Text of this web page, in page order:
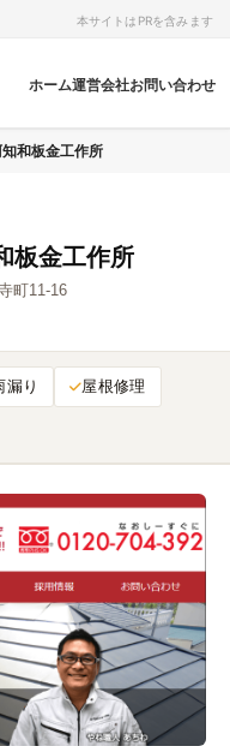
本サイトはPRを含みます
ホーム運営会社お問い合わせ
和板金工作所
板金工作所
町11-16
漏り 屋根修理